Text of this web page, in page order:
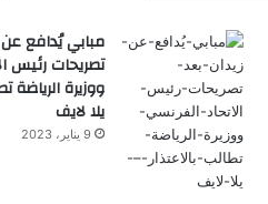
مبابي يُدافع عن
تصريحات رئيس
ووزيرة الرياضة
يلا لايف
9 يناير، 2023